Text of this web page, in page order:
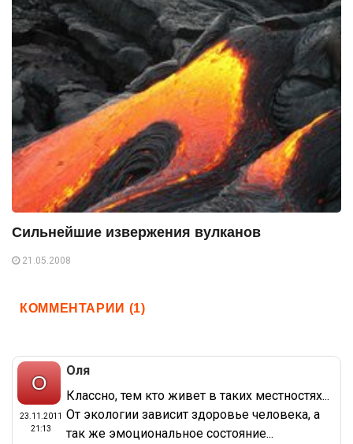
Сильнейшие извержения вулканов
21.05.2008
КОММЕНТАРИИ (1)
23.11.2011
21:13
Оля
Классно, тем кто живет в таких местностях...
От экологии зависит здоровье человека, а
так же эмоциональное состояние...